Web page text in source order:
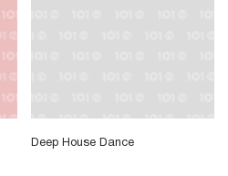
Deep House Dance